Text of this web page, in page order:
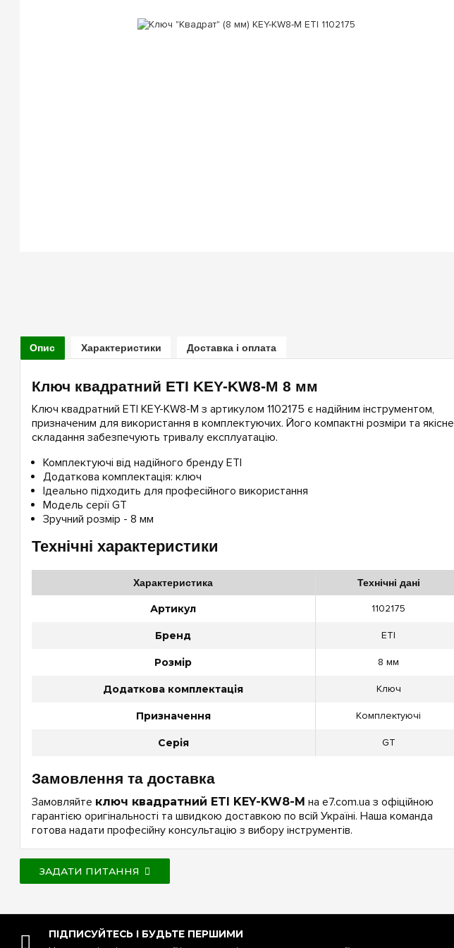
Опис Характеристики Доставка і оплата
Ключ квадратний ETI KEY-KW8-M 8 мм
Ключ квадратний ETI KEY-KW8-M з артикулом 1102175 є надійним інструментом,
призначеним для використання в комплектуючих. Його компактні розміри та якісне
складання забезпечують тривалу експлуатацію.
Комплектуючі від надійного бренду ETI
Додаткова комплектація: ключ
Ідеально підходить для професійного використання
Модель серії GT
Зручний розмір - 8 мм
Технічні характеристики
Характеристика Технічні дані
Артикул 1102175
Бренд ETI
Розмір 8 мм
Додаткова комплектація Ключ
Призначення Комплектуючі
Серія GT
Замовлення та доставка
Замовляйте ключ квадратний ETI KEY-KW8-M на e7.com.ua з офіційною
гарантією оригінальності та швидкою доставкою по всій Україні. Наша команда
готова надати професійну консультацію з вибору інструментів.
ЗАДАТИ ПИТАННЯ
ПІДПИСУЙТЕСЬ І БУДЬТЕ ПЕРШИМИ